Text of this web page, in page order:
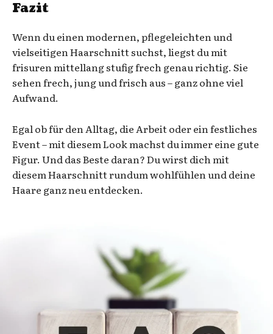
Fazit
Wenn du einen modernen, pflegeleichten und
vielseitigen Haarschnitt suchst, liegst du mit
frisuren mittellang stufig frech genau richtig. Sie
sehen frech, jung und frisch aus – ganz ohne viel
Aufwand.
Egal ob für den Alltag, die Arbeit oder ein festliches
Event – mit diesem Look machst du immer eine gute
Figur. Und das Beste daran? Du wirst dich mit
diesem Haarschnitt rundum wohlfühlen und deine
Haare ganz neu entdecken.